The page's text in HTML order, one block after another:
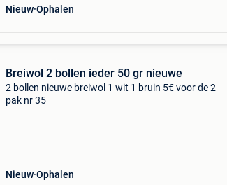
Nieuw Ophalen
Breiwol 2 bollen ieder 50 gr nieuwe
2 bollen nieuwe breiwol 1 wit 1 bruin 5€ voor de 2
pak nr 35
Nieuw Ophalen